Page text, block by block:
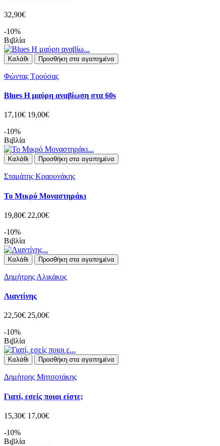
32,90€
-10%
Βιβλία
Καλάθι Προσθήκη στα αγαπημένα
Φώντας Τρούσας
Blues Η μαύρη αναβίωση στα 60s
17,10€ 19,00€
-10%
Βιβλία
Καλάθι Προσθήκη στα αγαπημένα
Σταμάτης Κραουνάκης
Το Μικρό Μοναστηράκι
19,80€ 22,00€
-10%
Βιβλία
Καλάθι Προσθήκη στα αγαπημένα
Δημήτρης Αλικάκος
Λιαντίνης
22,50€ 25,00€
-10%
Βιβλία
Καλάθι Προσθήκη στα αγαπημένα
Δημήτρης Μητσοτάκης
Γιατί, εσείς ποιοι είστε;
15,30€ 17,00€
-10%
Βιβλία